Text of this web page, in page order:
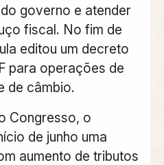
governo e atender
fiscal. No fim de
editou um decreto
para operações de
de câmbio.
Congresso, o
de junho uma
aumento de tributos